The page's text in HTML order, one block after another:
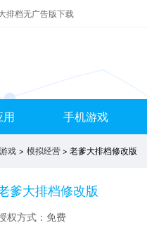
排档无广告版下载
用 手机游戏
戏 > 模拟经营> 老爹大排档修改版
爹大排档修改版
权方式：免费